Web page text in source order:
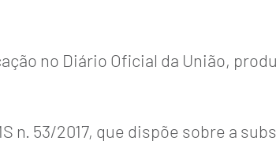
no Diário Oficial da União,
n. 53/2017, que dispõe sobre a